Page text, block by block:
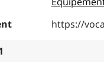
https://